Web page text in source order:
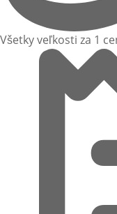
Všetky veľkosti za 1